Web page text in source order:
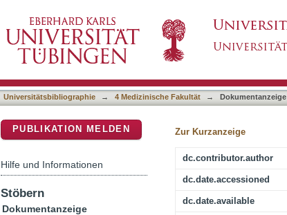
applications
Universitätsbibliographie → 4 Medizinische Fakultät → Dokumentanzeige
Zur Kurzanzeige
dc.contributor.author
dc.date.accessioned
dc.date.available
PUBLIKATION MELDEN
Hilfe und Informationen
Stöbern
Dokumentanzeige